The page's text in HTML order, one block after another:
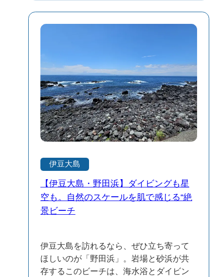
き破るようにそびえ立っている。 一見す
ど、この岩のバックグラウンドを知る
と、見え方がガラリと変わる。 「これ、
大島（三原山）よりもずーっと先輩なん
だよね……」 伊豆大島といえば三原山が
有名だけれど、実は大島には昔、3つの火
山があった。 その中で最も古いのが、240
万年前から数十万年前ころに活動してい
た「筆島火山」。当時は標高1,000メート
ル級の巨大な山だったと推定されてい
る。 じゃあ、なぜ今はこの岩だけなの
か。 実はこの筆島、火山そのものではな
く、「マグマの通り道（火道）」だった
場所なのだ。 火山活動を終えたあと、何
全体が削り取られていった。その結果、
火道にあったひときわ硬い岩（火道角礫
岩）の残骸だけが、侵食に耐えて海中に
伊豆大島
【伊豆大島・野田浜】ダイビングも星
空も。自然のスケールを肌で感じる“絶
景ビーチ
伊豆大島を訪れるなら、ぜひ立ち寄って
ほしいのが「野田浜」。岩場と砂浜が共
存するこのビーチは、海水浴とダイビン